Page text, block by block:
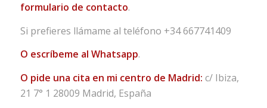
formulario de contacto.
Si prefieres llámame al teléfono +34 667741409
O escríbeme al Whatsapp.
O pide una cita en mi centro de Madrid: c/ Ibiza,
21 7° 1 28009 Madrid, España